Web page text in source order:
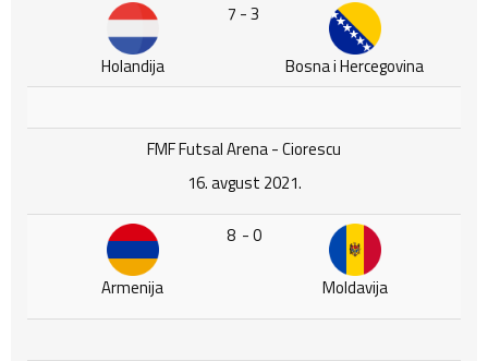
Holandija
7 - 3
Bosna i Hercegovina
FMF Futsal Arena - Ciorescu
16. avgust 2021.
Armenija
8 - 0
Moldavija